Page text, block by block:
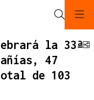
la 33ª
47
de 103